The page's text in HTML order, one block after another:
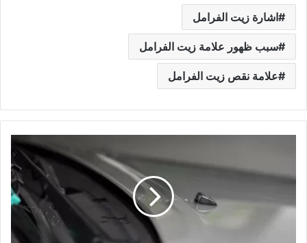
اشارة زيت الفرامل
سبب ظهور علامة زيت الفرامل
علامة نقص زيت الفرامل